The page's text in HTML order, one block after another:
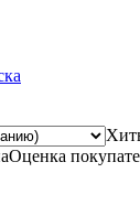
Оценка